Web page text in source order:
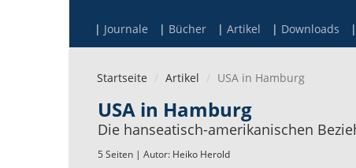
Journale Bücher Artikel Downloads
Startseite Artikel USA in Hamburg
USA in Hamburg
Die hanseatisch-amerikanischen
5 Seiten | Autor: Heiko Herold